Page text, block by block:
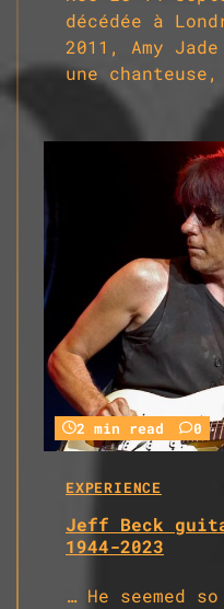
décé­dée à
2011, Amy
une
2 min read 0
EXPERIENCE
Jeff Beck
1944-2023
… He seemed